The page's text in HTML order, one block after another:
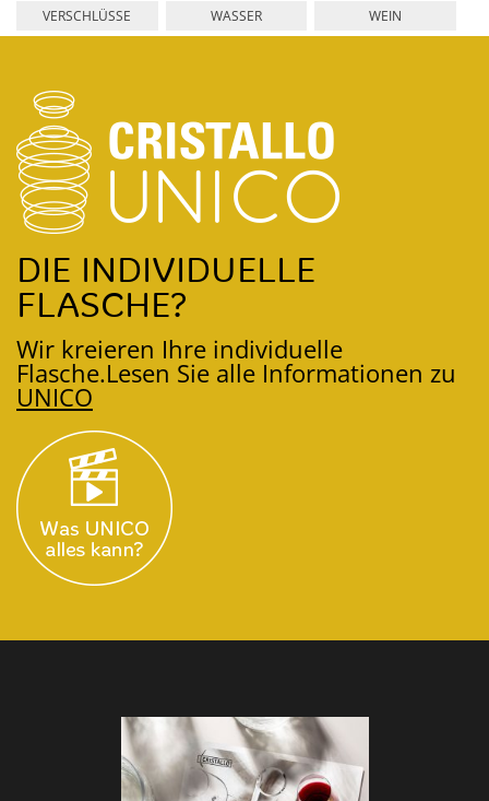
VERSCHLÜSSE
WASSER WEIN
DIE INDIVIDUELLE
FLASCHE?
Wir kreieren Ihre individuelle
Flasche.Lesen Sie alle Informationen zu
UNICO